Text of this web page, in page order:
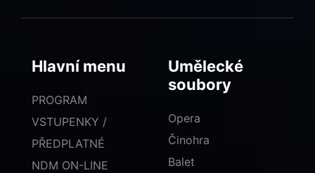
Hlavní menu
PROGRAM
VSTUPENKY /
PŘEDPLATNÉ
NDM ON-LINE
Umělecké
soubory
Opera
Činohra
Balet